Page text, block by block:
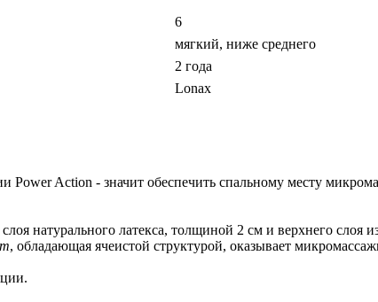
6
мягкий, ниже среднего
2 года
Lonax
Action - значит обеспечить спальному месту
натурального латекса, толщиной 2 см и верхнего слоя
, обладающая ячеистой структурой, оказывает